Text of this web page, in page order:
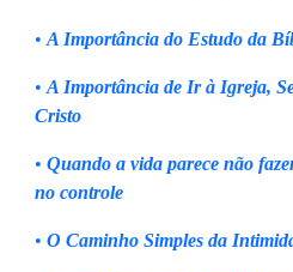
• A Importância do Estudo da
• A Importância de Ir à Igreja,
Cristo
• Quando a vida parece não
no controle
• O Caminho Simples da